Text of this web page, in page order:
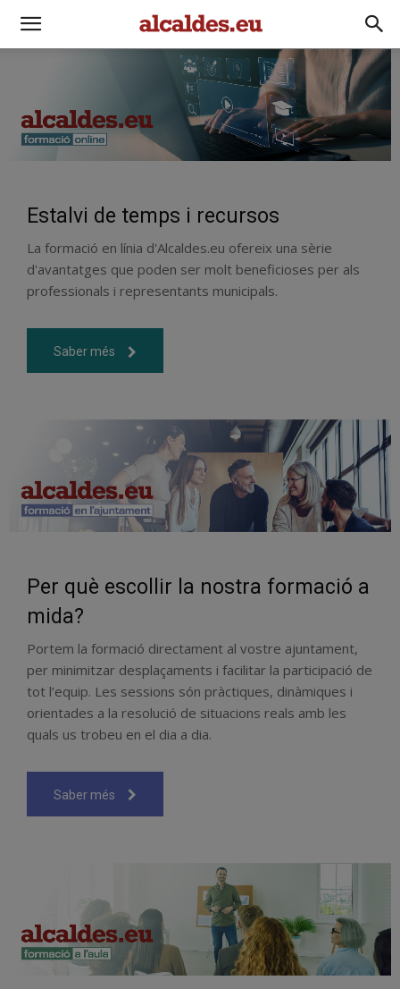
Estalvi de temps i recursos
La formació en línia d'Alcaldes.eu ofereix una sèrie
d'avantatges que poden ser molt beneficioses per als
professionals i representants municipals.
Saber més
Per què escollir la nostra formació a
mida?
Portem la formació directament al vostre ajuntament,
per minimitzar desplaçaments i facilitar la participació de
tot l’equip. Les sessions són pràctiques, dinàmiques i
orientades a la resolució de situacions reals amb les
quals us trobeu en el dia a dia.
Saber més